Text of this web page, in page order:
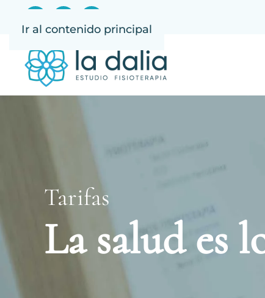
Ir al contenido principal
Tarifas
La salud es